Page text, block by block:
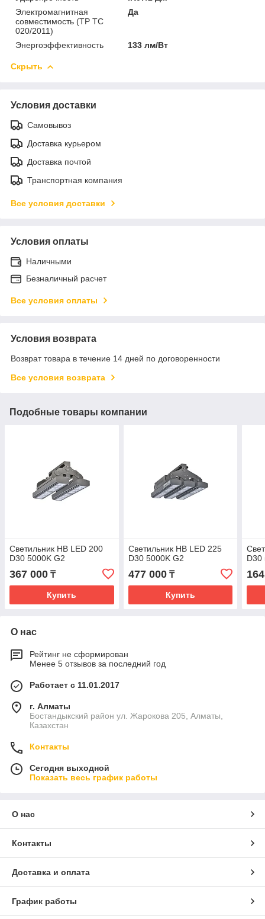
Электромагнитная
совместимость (ТР ТС
020/2011)
Да
Энергоэффективность 133 лм/Вт
Скрыть
Условия доставки
Самовывоз
Доставка курьером
Доставка почтой
Транспортная компания
Все условия доставки
Условия оплаты
Наличными
Безналичный расчет
Все условия оплаты
Условия возврата
Возврат товара в течение 14 дней по договоренности
Все условия возврата
Подобные товары компании
Светильник HB LED 200
D30 5000K G2
367 000 ₸
Купить
Светильник HB LED 225
D30 5000K G2
477 000₸
Купить
D30
О нас
Рейтинг не сформирован
Менее 5 отзывов за последний год
Работает с 11.01.2017
г. Алматы
Бостандыкский район ул. Жарокова 205, Алматы,
Казахстан
Контакты
Сегодня выходной
Показать весь график работы
О нас
Контакты
Доставка и оплата
График работы